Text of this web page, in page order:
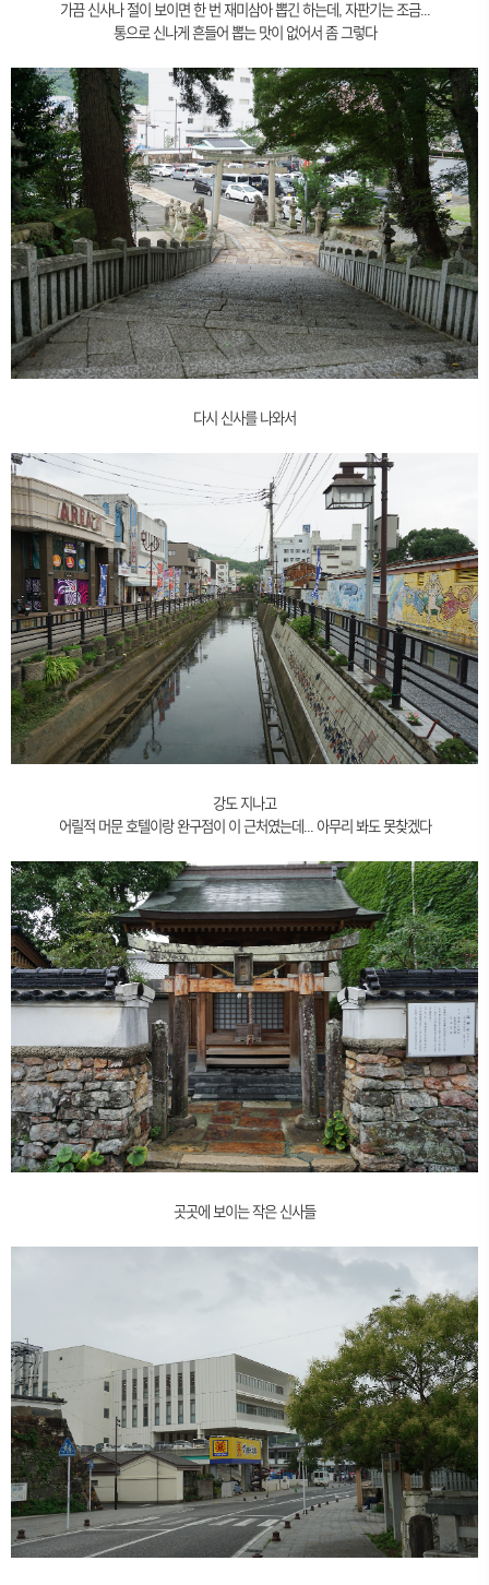
가끔 신사나 절이 보이면 한 번 재미삼아 뽑긴 하는데, 자판기는 조금...
통으로 신나게 흔들어 뽑는 맛이 없어서 좀 그렇다
다시 신사를 나와서
강도 지나고
어릴적 머문 호텔이랑 완구점이 이 근처였는데... 아무리 봐도 못찾겠다
곳곳에 보이는 작은 신사들